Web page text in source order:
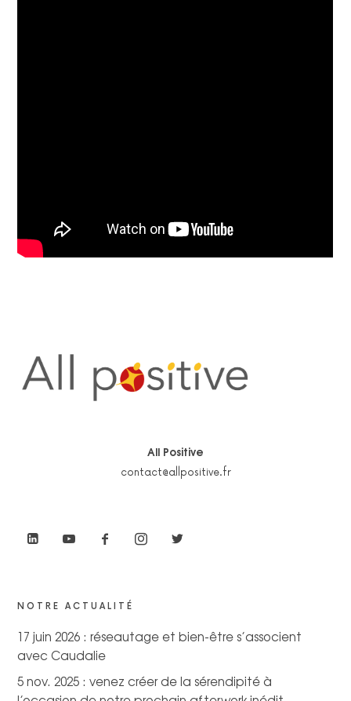
All Positive
contact@allpositive.fr
NOTRE ACTUALITÉ
17 juin 2026 : réseautage et bien-être s’associent
avec Caudalie
5 nov. 2025 : venez créer de la sérendipité à